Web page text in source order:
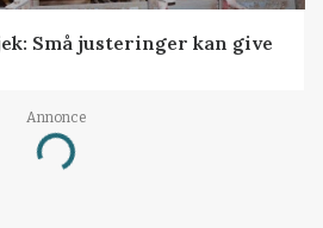
Små justeringer kan give
Annonce
Loading...